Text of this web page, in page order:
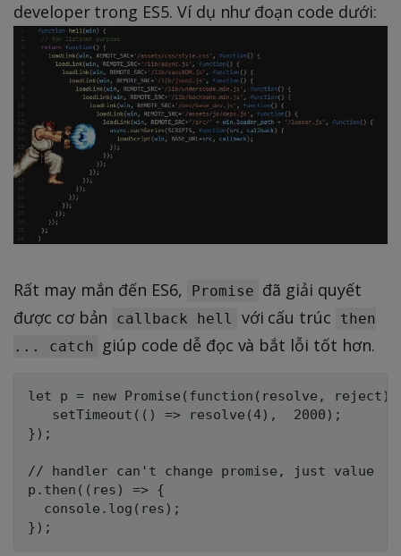
developer trong ES5. Ví dụ như đoạn code dưới:
Rất may mắn đến ES6, Promise đã giải quyết
được cơ bản
callback hell với cấu trúc
then
... catch
giúp code dễ đọc và bắt lỗi tốt hơn.
let p = new Promise(function(resolve,
   setTimeout(() => resolve(4),  2000);
});
// handler can't change promise, just value
p.then((res) => {
  console.log(res);